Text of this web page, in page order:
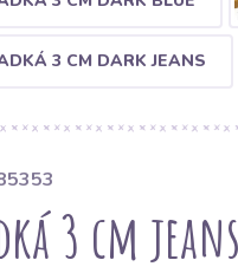
3 CM DARK JEANS
3 cm jeans